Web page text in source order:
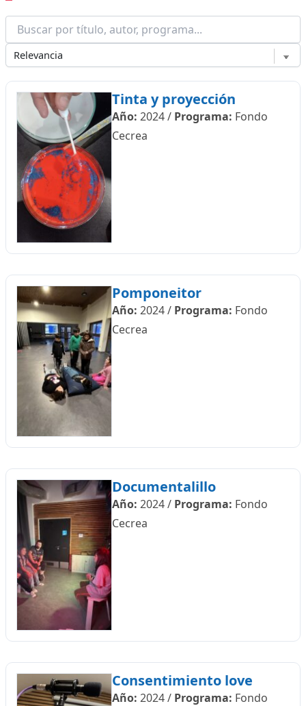
Tinta y proyección
Año: 2024/ Programa: Fondo
Cecrea
Pomponeitor
Año: 2024/ Programa: Fondo
Cecrea
Documentalillo
Año: 2024/ Programa: Fondo
Cecrea
Consentimiento love
Año: 2024/ Programa: Fondo